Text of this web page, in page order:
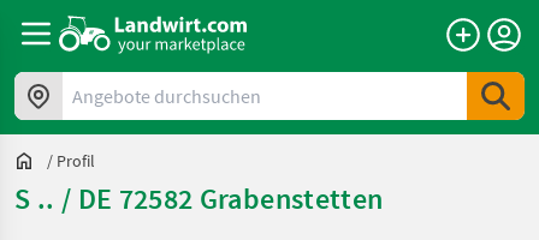
Angebote durchsuchen
/ Profil
S .. / DE 72582 Grabenstetten